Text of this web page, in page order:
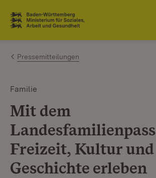
Zum Inhalt springen
Link zur Startseite
Pressemitteilungen
Familie
Mit dem
Landesfamilienpass
Freizeit, Kultur und
Geschichte erleben